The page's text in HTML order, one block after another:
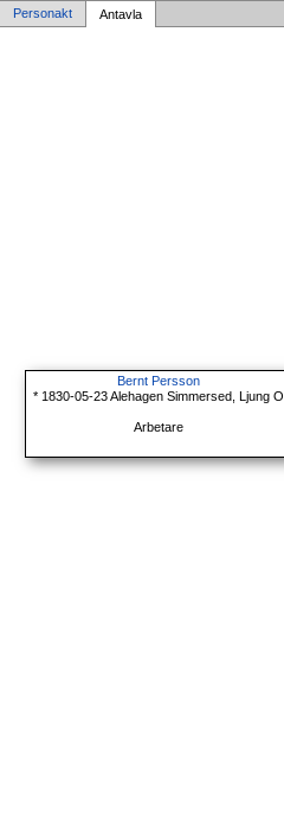
Personakt Antavla
Bernt Persson
* 1830-05-23 Alehagen Simmersed, Ljung O
Arbetare